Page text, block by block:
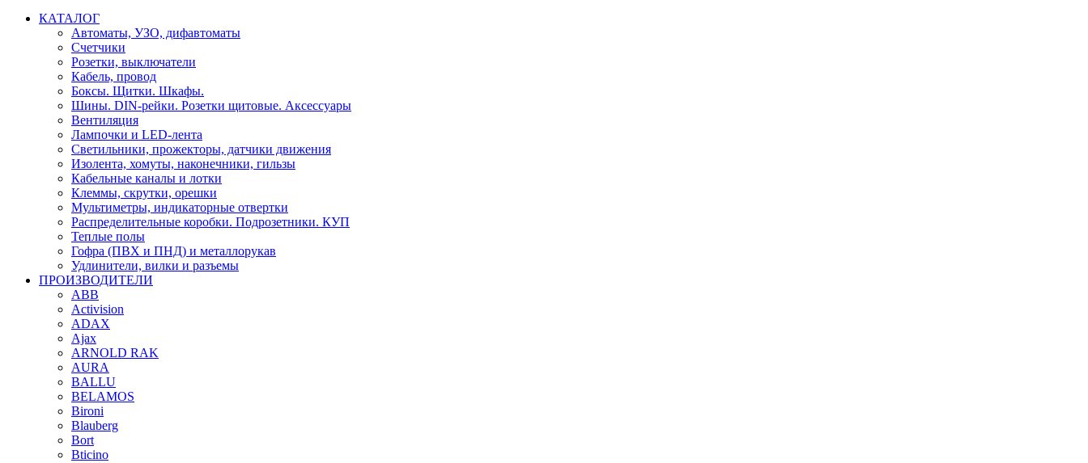
КАТАЛОГ
Автоматы, УЗО, дифавтоматы
Счетчики
Розетки, выключатели
Кабель, провод
Боксы. Щитки. Шкафы.
Шины. DIN-рейки. Розетки щитовые. Аксессуары
Вентиляция
Лампочки и LED-лента
Светильники, прожекторы, датчики движения
Изолента, хомуты, наконечники, гильзы
Кабельные каналы и лотки
Клеммы, скрутки, орешки
Мультиметры, индикаторные отвертки
Распределительные коробки. Подрозетники. КУП
Теплые полы
Гофра (ПВХ и ПНД) и металлорукав
Удлинители, вилки и разъемы
ПРОИЗВОДИТЕЛИ
ABB
Activision
ADAX
Ajax
ARNOLD RAK
AURA
BALLU
BELAMOS
Bironi
Blauberg
Bort
Bticino